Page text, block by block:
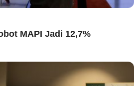
MAPI Jadi 12,7%